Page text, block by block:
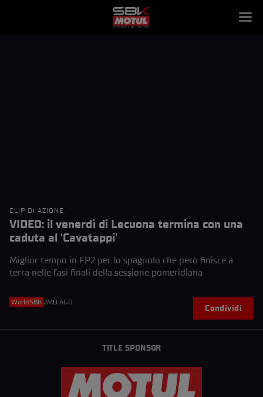
CLIP DI AZIONE
VIDEO: il venerdì di Lecuona termina con una
caduta al 'Cavatappi'
Miglior tempo in FP2 per lo spagnolo che però finisce a
terra nelle fasi finali della sessione pomeridiana
WorldSBK 2MO AGO
Condividi
TITLE SPONSOR